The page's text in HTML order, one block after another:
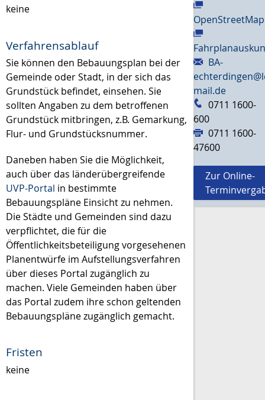
keine
Verfahrensablauf
Sie können den Bebauungsplan bei der
Gemeinde oder Stadt, in der sich das
Grundstück befindet, einsehen. Sie
sollten Angaben zu dem betroffenen
Grundstück mitbringen, z.B. Gemarkung,
Flur- und Grundstücksnummer.
Daneben haben Sie die Möglichkeit,
auch über das länderübergreifende
UVP-Portal in bestimmte
Bebauungspläne Einsicht zu nehmen.
Die Städte und Gemeinden sind dazu
verpflichtet, die für die
Öffentlichkeitsbeteiligung vorgesehenen
Planentwürfe im Aufstellungsverfahren
über dieses Portal zugänglich zu
machen. Viele Gemeinden haben über
das Portal zudem ihre schon geltenden
Bebauungspläne zugänglich gemacht.
Fristen
keine
OpenStreetMap
BA-
mail.de
0711 1600-
600
0711 1600-
47600
Zur Online-